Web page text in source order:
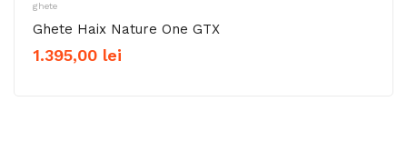
ghete
Ghete Haix Nature One GTX
1.395,00 lei